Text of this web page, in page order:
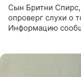
Сын Бритни
опроверг слухи о
Информацию